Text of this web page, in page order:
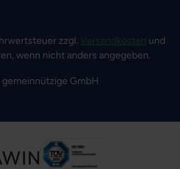
zzgl. Versandkosten und
wenn nicht anders angegeben.
GmbH